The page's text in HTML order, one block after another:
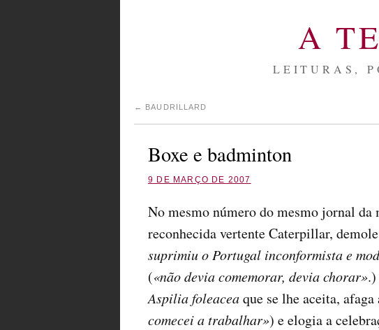
A
LEITURAS,
← BAUDRILLARD
Boxe e badminton
9 DE MARÇO DE 2007
No mesmo número do mesmo jornal da
reconhecida vertente Caterpillar,
suprimiu o Portugal inconformista e
(«não devia comemorar, devia chorar»
Aspilia foleaceaque se lhe aceita,
comecei a trabalhar») e elogia a